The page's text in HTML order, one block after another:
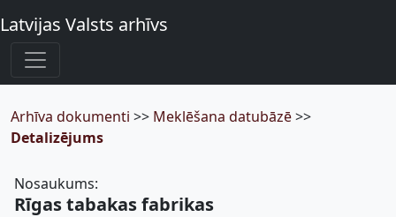
Latvijas Valsts arhīvs
Arhīva dokumenti >> Meklēšana datubāzē>>
Detalizējums
Nosaukums:
Rīgas tabakas fabrikas